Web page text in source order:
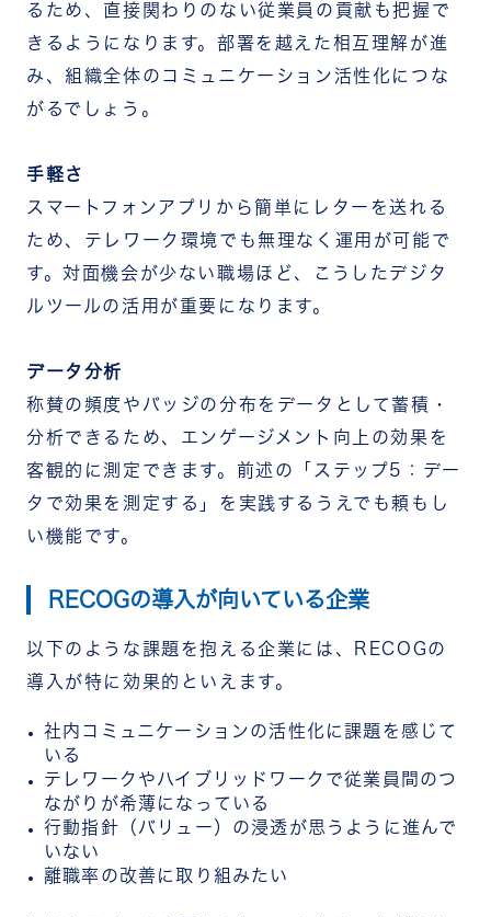
るため、直接関わりのない従業員の貢献も把握で
きるようになります。部署を越えた相互理解が進
み、組織全体のコミュニケーション活性化につな
がるでしょう。
手軽さ
スマートフォンアプリから簡単にレターを送れる
ため、テレワーク環境でも無理なく運用が可能で
す。対面機会が少ない職場ほど、こうしたデジタ
ルツールの活用が重要になります。
データ分析
称賛の頻度やバッジの分布をデータとして蓄積・
分析できるため、エンゲージメント向上の効果を
客観的に測定できます。前述の「ステップ5：デー
タで効果を測定する」を実践するうえでも頼もし
い機能です。
RECOGの導入が向いている企業
以下のような課題を抱える企業には、RECOGの
導入が特に効果的といえます。
社内コミュニケーションの活性化に課題を感じて
いる
テレワークやハイブリッドワークで従業員間のつ
ながりが希薄になっている
行動指針（バリュー）の浸透が思うように進んで
いない
離職率の改善に取り組みたい